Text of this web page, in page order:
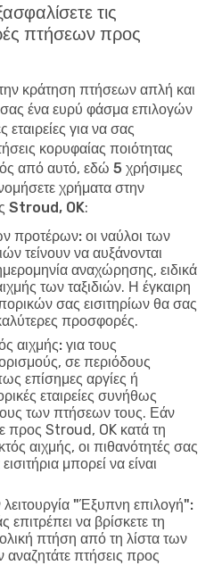
τις
πτήσεων προς
κράτηση πτήσεων απλή και
ένα ευρύ φάσμα επιλογών
εταιρείες για να σας
κορυφαίας ποιότητας
από αυτό, εδώ 5 χρήσιμες
χρήματα στην
Stroud, OK:
προτέρων: οι ναύλοι των
τείνουν να αυξάνονται
αναχώρησης, ειδικά
των ταξιδιών. Η έγκαιρη
σας εισιτηρίων θα σας
προσφορές.
αιχμής: για τους
σε περιόδους
επίσημες αργίες ή
εταιρείες συνήθως
των πτήσεων τους. Εάν
προς Stroud, OK κατά τη
αιχμής, οι πιθανότητές σας
μπορεί να είναι
"Έξυπνη επιλογή":
επιτρέπει να βρίσκετε τη
πτήση από τη λίστα των
πτήσεις προς